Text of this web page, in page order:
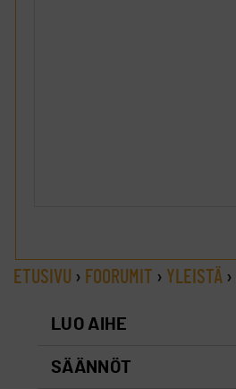
ETUSIVU › FOORUMIT › YLEISTÄ ›
LUO AIHE
SÄÄNNÖT